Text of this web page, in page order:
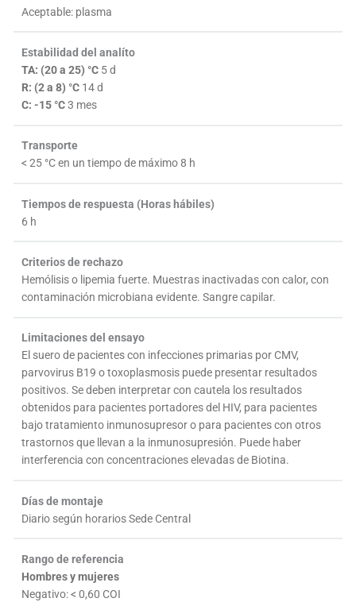
Aceptable: plasma
Estabilidad del analíto
TA: (20 a 25) °C 5 d
R: (2 a 8) °C 14 d
C: -15 °C3 mes
Transporte
< 25 °C en un tiempo de máximo 8 h
Tiempos de respuesta (Horas hábiles)
6 h
Criterios de rechazo
Hemólisis o lipemia fuerte. Muestras inactivadas con calor, con
contaminación microbiana evidente. Sangre capilar.
Limitaciones del ensayo
El suero de pacientes con infecciones primarias por CMV,
parvovirus B19 o toxoplasmosis puede presentar resultados
positivos. Se deben interpretar con cautela los resultados
obtenidos para pacientes portadores del HIV, para pacientes
bajo tratamiento inmunosupresor o para pacientes con otros
trastornos que llevan a la inmunosupresión. Puede haber
interferencia con concentraciones elevadas de Biotina.
Días de montaje
Diario según horarios Sede Central
Rango de referencia
Hombres y mujeres
Negativo: < 0,60 COI